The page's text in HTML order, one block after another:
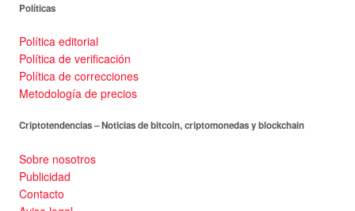
Políticas
Política editorial
Política de verificación
Política de correcciones
Metodología de precios
Criptotendencias – Noticias de bitcoin, criptomonedas y blockchain
Sobre nosotros
Publicidad
Contacto